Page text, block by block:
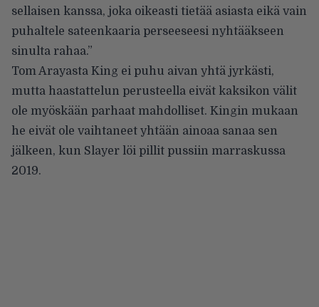
sellaisen kanssa, joka oikeasti tietää asiasta eikä vain
puhaltele sateenkaaria perseeseesi nyhtääkseen
sinulta rahaa.”
Tom Arayasta King ei puhu aivan yhtä jyrkästi,
mutta haastattelun perusteella eivät kaksikon välit
ole myöskään parhaat mahdolliset. Kingin mukaan
he eivät ole vaihtaneet yhtään ainoaa sanaa sen
jälkeen, kun Slayer löi pillit pussiin marraskussa
2019.